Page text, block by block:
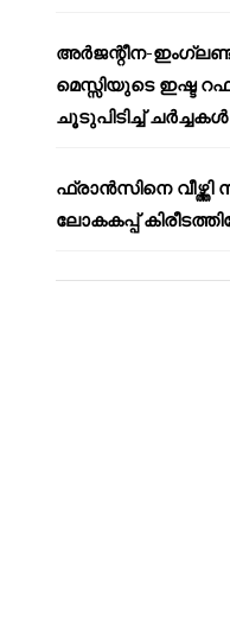
അർജന്റീന-
മെസ്സിയുടെ ഇഷ്ട
ചൂടുപിടിച്ച് ചർച്ചകൾ
ഫ്രാൻസിനെ
ലോകകപ്പ്